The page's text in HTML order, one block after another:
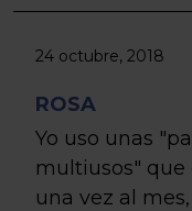
24 octubre, 2018
ROSA
Yo uso unas
multiusos" que
una vez al